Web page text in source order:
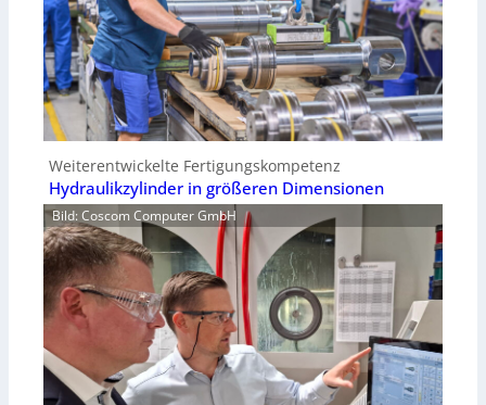
Weiterentwickelte Fertigungskompetenz
Hydraulikzylinder in größeren Dimensionen
Bild: Coscom Computer GmbH